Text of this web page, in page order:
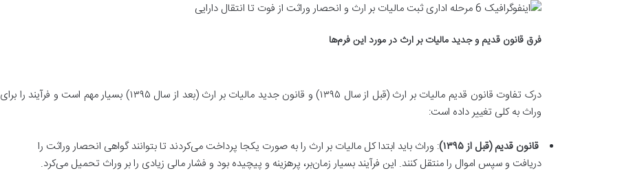
فرق قانون قدیم و جدید مالیات بر ارث در مورد این فرم‌ها
درک تفاوت قانون قدیم مالیات بر ارث (قبل از سال ۱۳۹۵) و قانون جدید مالیات بر ارث (بعد از سال ۱۳۹۵) بسیار مهم است و فرآیند را برای
وراث به کلی تغییر داده است:
قانون قدیم (قبل از ۱۳۹۵)
: وراث باید ابتدا کل مالیات بر ارث را به صورت یکجا پرداخت می‌کردند تا بتوانند گواهی انحصار وراثت را
دریافت و سپس اموال را منتقل کنند. این فرآیند بسیار زمان‌بر، پرهزینه و پیچیده بود و فشار مالی زیادی را بر وراث تحمیل می‌کرد.